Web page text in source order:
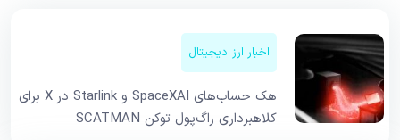
اخبار ارز دیجیتال
هک حساب‌های SpaceXAI و Starlink در X برای
کلاهبرداری راگ‌پول توکن SCATMAN